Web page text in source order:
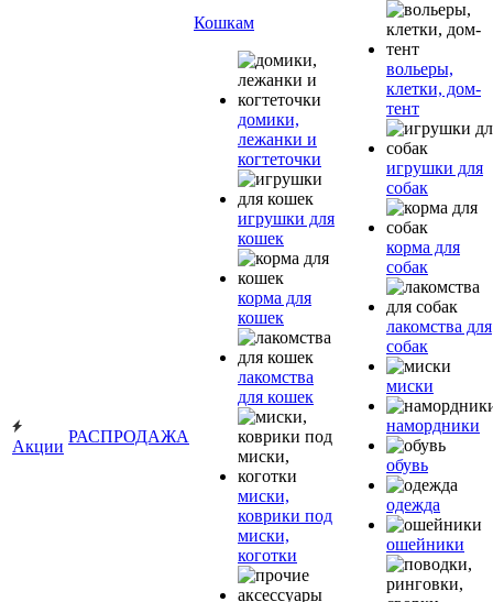
Акции
РАСПРОДАЖА
Кошкам
домики,
лежанки и
когтеточки
игрушки для
кошек
корма для
кошек
лакомства
для кошек
миски,
коврики под
миски,
коготки
вольеры,
клетки, дом-
тент
игрушки для
собак
корма для
собак
лакомства для
собак
миски
намордники
обувь
одежда
ошейники